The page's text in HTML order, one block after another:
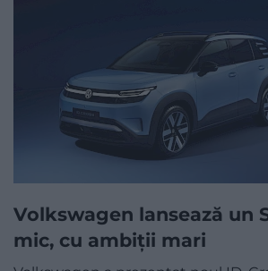
Volkswagen lansează un
mic, cu ambiții mari